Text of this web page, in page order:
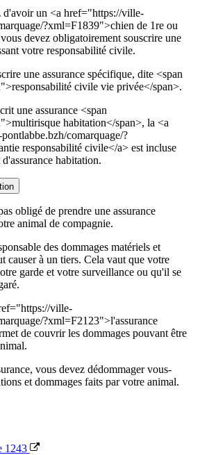
d'avoir un <a href="https://ville-
?xml=F1839">chien de 1re ou
devez obligatoirement souscrire une
votre responsabilité civile.
une assurance spécifique, dite <span
civile vie privée</span>.
une assurance <span
habitation</span>, la <a
comarquage/?
responsabilité civile</a> est incluse
habitation.
obligé de prendre une assurance
animal de compagnie.
des dommages matériels et
causer à un tiers. Cela vaut que votre
garde et votre surveillance ou qu'il se
ville-
?xml=F2123">l'assurance
de couvrir les dommages pouvant être
vous devez dédommager vous-
et dommages faits par votre animal.
1243